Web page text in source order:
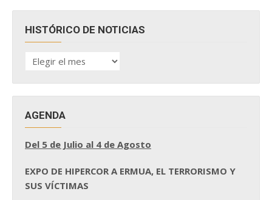
HISTÓRICO DE NOTICIAS
HISTÓRICO
DE
AGENDA
Del 5 de Julio al 4 de Agosto
EXPO DE HIPERCOR A ERMUA, EL TERRORISMO Y
SUS VÍCTIMAS